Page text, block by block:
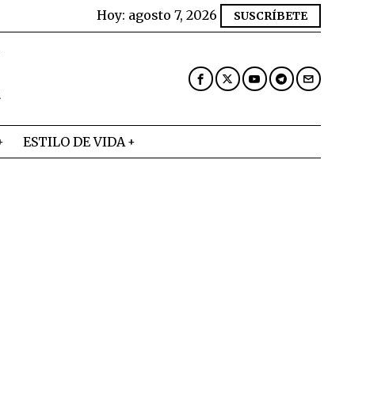
Hoy: agosto 7, 2026 SUSCRÍBETE
ESTILO DE VIDA